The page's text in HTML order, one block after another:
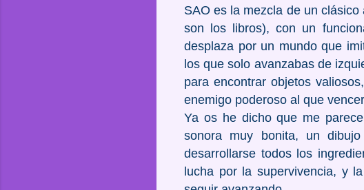
SAO es la mezcla de un
son los libros), con un
desplaza por un mundo que
los que solo avanzabas de
para encontrar objetos
enemigo poderoso al que
Ya os he dicho que me
sonora muy bonita, un
desarrollarse todos los
lucha por la supervivencia, y